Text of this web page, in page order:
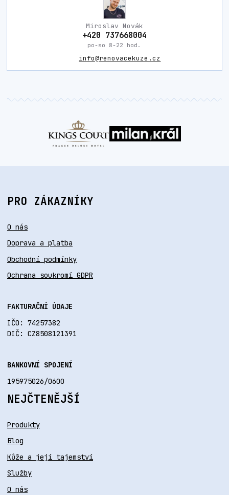
Miroslav Novák
+420 737668004
po-so 8-22 hod.
info@renovacekuze.cz
PRO ZÁKAZNÍKY
O nás
Doprava a platba
Obchodní podmínky
Ochrana soukromí GDPR
FAKTURAČNÍ ÚDAJE
IČO: 74257382
DIČ: CZ8508121391
BANKOVNÍ SPOJENÍ
195975026/0600
NEJČTENĚJŠÍ
Produkty
Blog
Kůže a její tajemství
Služby
O nás